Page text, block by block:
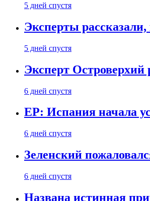
5 дней спустя
Эксперты
5 дней спустя
Эксперт Островерхий
6 дней спустя
EP: Испания начала
6 дней спустя
Зеленский
6 дней спустя
Названа истинная